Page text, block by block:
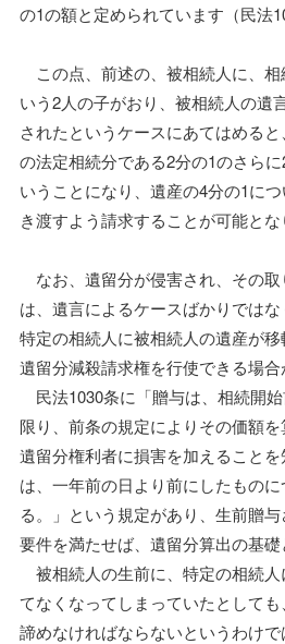
の1の額と定められています（民法
この点、前述の、被相続人に、相
いう2人の子がおり、被相続人の遺
されたというケースにあてはめる
の法定相続分である2分の1のさら
いうことになり、遺産の4分の1に
き渡すよう請求することが可能とな
なお、遺留分が侵害され、その
は、遺言によるケースばかりではな
特定の相続人に被相続人の遺産が移
遺留分減殺請求権を行使できる場合
民法1030条に「贈与は、相続開
限り、前条の規定によりその価額
遺留分権利者に損害を加えること
は、一年前の日より前にしたもの
る。」という規定があり、生前贈
要件を満たせば、遺留分算出の基礎
被相続人の生前に、特定の相続
てなくなってしまっていたとして
諦めなければならないというわけで